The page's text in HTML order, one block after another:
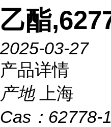
乙酯
2025-03-27
产品详情
产地
上海
Cas： 62778-